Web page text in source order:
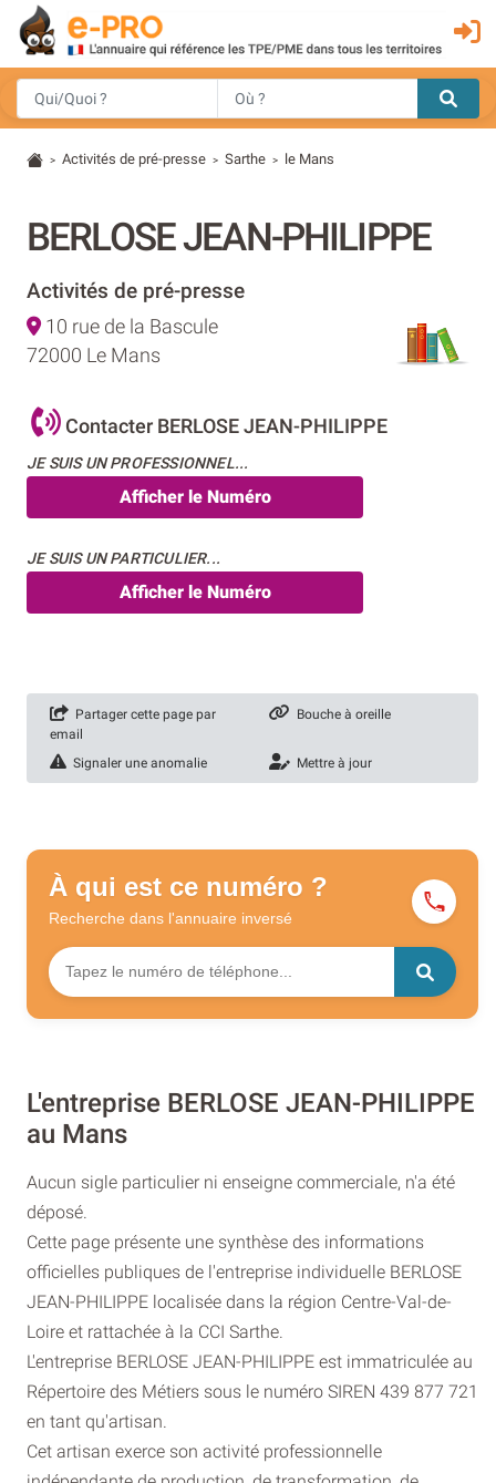
> Activités de pré-presse > Sarthe > le Mans
BERLOSE JEAN-PHILIPPE
Activités de pré-presse
10 rue de la Bascule
72000 Le Mans
Contacter BERLOSE JEAN-PHILIPPE
JE SUIS UN PROFESSIONNEL...
Afficher le Numéro
JE SUIS UN PARTICULIER...
Afficher le Numéro
Partager cette page par
email
Bouche à oreille
Signaler une anomalie Mettre à jour
À qui est ce numéro ?
Recherche dans l'annuaire inversé
L'entreprise BERLOSE JEAN-PHILIPPE
au Mans
Aucun sigle particulier ni enseigne commerciale, n'a été
déposé.
Cette page présente une synthèse des informations
officielles publiques de l'entreprise individuelle BERLOSE
JEAN-PHILIPPE localisée dans la région Centre-Val-de-
Loire et rattachée à la CCI Sarthe.
L'entreprise BERLOSE JEAN-PHILIPPE est immatriculée au
Répertoire des Métiers sous le numéro SIREN 439 877 721
en tant qu'artisan.
Cet artisan exerce son activité professionnelle